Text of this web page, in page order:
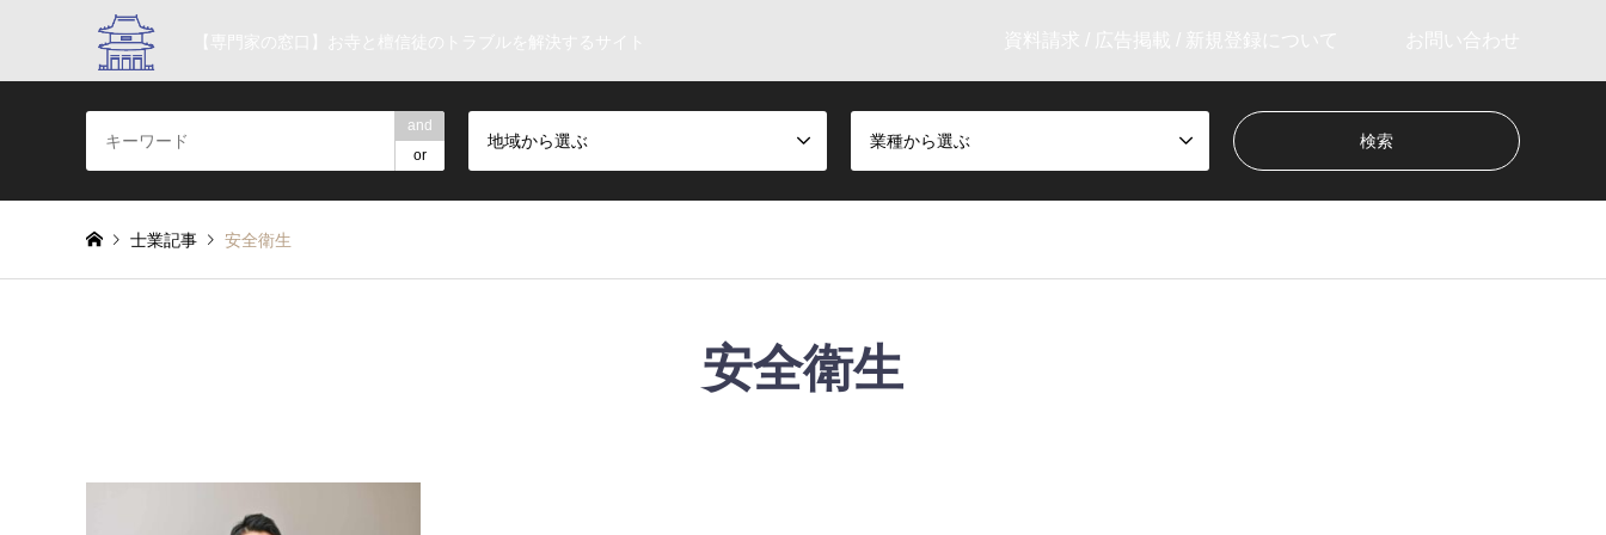
and
or
地域から選ぶ 業種から選ぶ
士業記事 安全衛生
安全衛生